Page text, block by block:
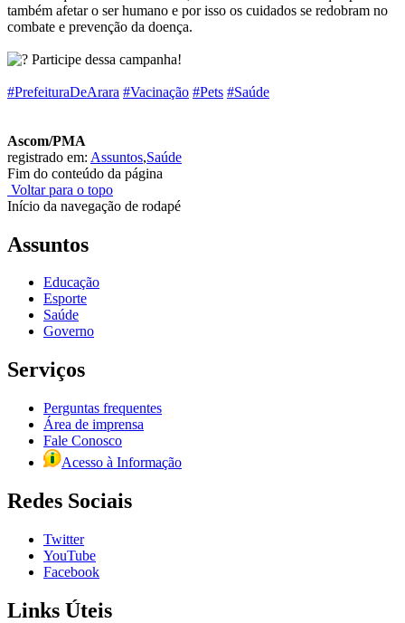
também afetar o ser humano e por isso os cuidados se redobram no
combate e prevenção da doença.
Participe dessa campanha!
#PrefeituraDeArara #Vacinação #Pets #Saúde
Ascom/PMA
registrado em: Assuntos,Saúde
Fim do conteúdo da página
Voltar para o topo
Início da navegação de rodapé
Assuntos
Educação
Esporte
Saúde
Governo
Serviços
Perguntas frequentes
Área de imprensa
Fale Conosco
Acesso à Informação
Redes Sociais
Twitter
YouTube
Facebook
Links Úteis